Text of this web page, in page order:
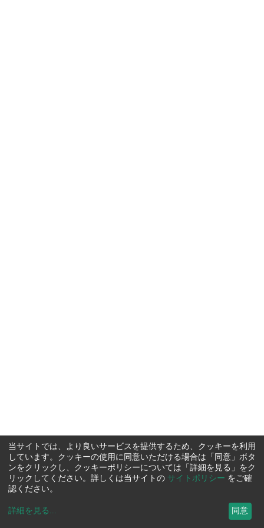
当サイトでは、より良いサービスを提供するため、クッキーを利用
しています。クッキーの使用に同意いただける場合は「同意」ボタ
ンをクリックし、クッキーポリシーについては「詳細を見る」をク
リックしてください。詳しくは当サイトの サイトポリシー をご確
認ください。
詳細を見る ... 同意